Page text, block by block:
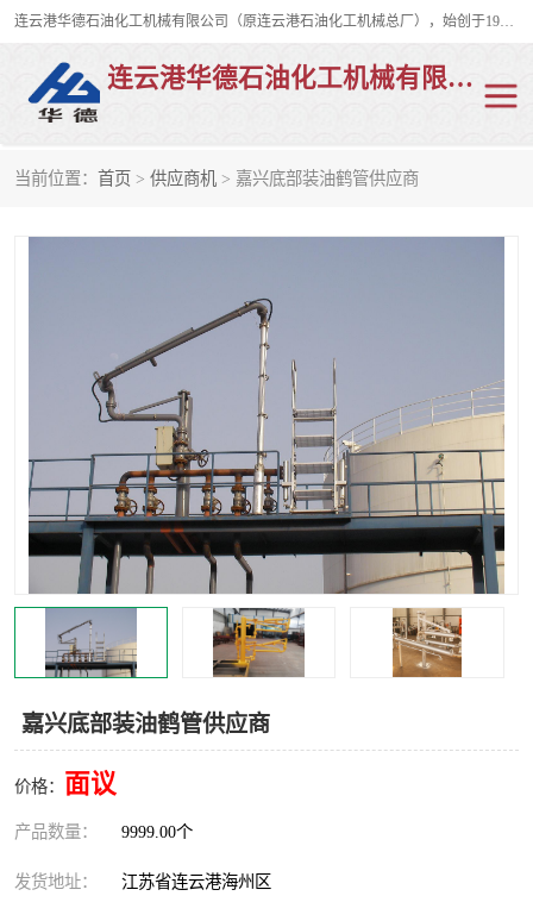
连云港华德石油化工机械有限公司（原连云港石油化工机械总厂），始创于1982年，是从事码头船用流体装卸臂、陆用流体装卸臂（鹤管）、活动梯、钢构平台、定量装车系统等全系列流体装卸设备的设计、制造、销售以及服务的专业供应商。
连云港华德石油化工机械有限公司
当前位置： 首页 > 供应商机 > 嘉兴底部装油鹤管供应商
嘉兴底部装油鹤管供应商
价格： 面议
产品数量： 9999.00个
发货地址： 江苏省连云港海州区
平台栈桥 卸车鹤管
输油臂
紧急脱离干式接头 火车鹤管
汽车鹤管 顶部鹤管
底部鹤管 低温鹤管
浮动出油装置 鹤管
车臂